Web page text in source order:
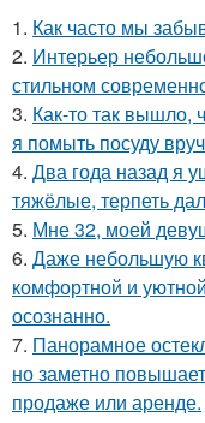
1. Как часто мы
2. Интерьер
стильном
3. Как-то так вышло,
я помыть посуду
4. Два года назад я
тяжёлые, терпеть
5. Мне 32, моей
6. Даже небольшую
комфортной и
осознанно.
7. Панорамное
но заметно
продаже или аренде.